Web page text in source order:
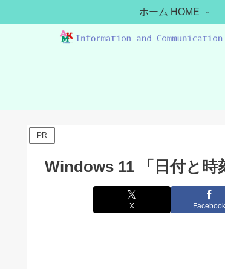
ホーム HOME
PR
Windows 11 「日付と時
X Facebook